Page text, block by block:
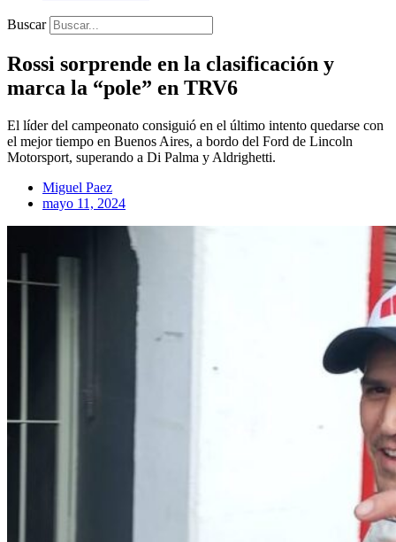
Buscar
Rossi sorprende en la clasificación y
marca la “pole” en TRV6
El líder del campeonato consiguió en el último intento quedarse con
el mejor tiempo en Buenos Aires, a bordo del Ford de Lincoln
Motorsport, superando a Di Palma y Aldrighetti.
Miguel Paez
mayo 11, 2024